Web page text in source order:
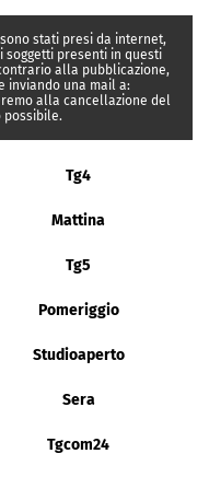
stati presi da internet,
soggetti presenti in questi
alla pubblicazione,
inviando una mail a:
alla cancellazione del
possibile.
Tg4
Mattina
Tg5
Pomeriggio
Studioaperto
Sera
Tgcom24